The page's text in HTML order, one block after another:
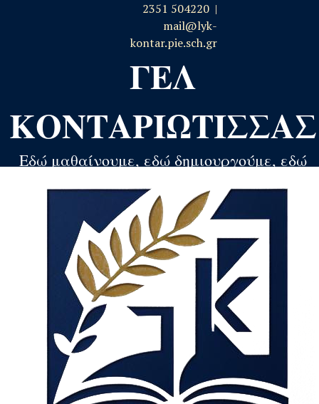
2351 504220 |
mail@lyk-
kontar.pie.sch.gr
ΓΕΛ
ΚΟΝΤΑΡΙΩΤΙΣΣΑΣ
Εδώ μαθαίνουμε, εδώ δημιουργούμε, εδώ